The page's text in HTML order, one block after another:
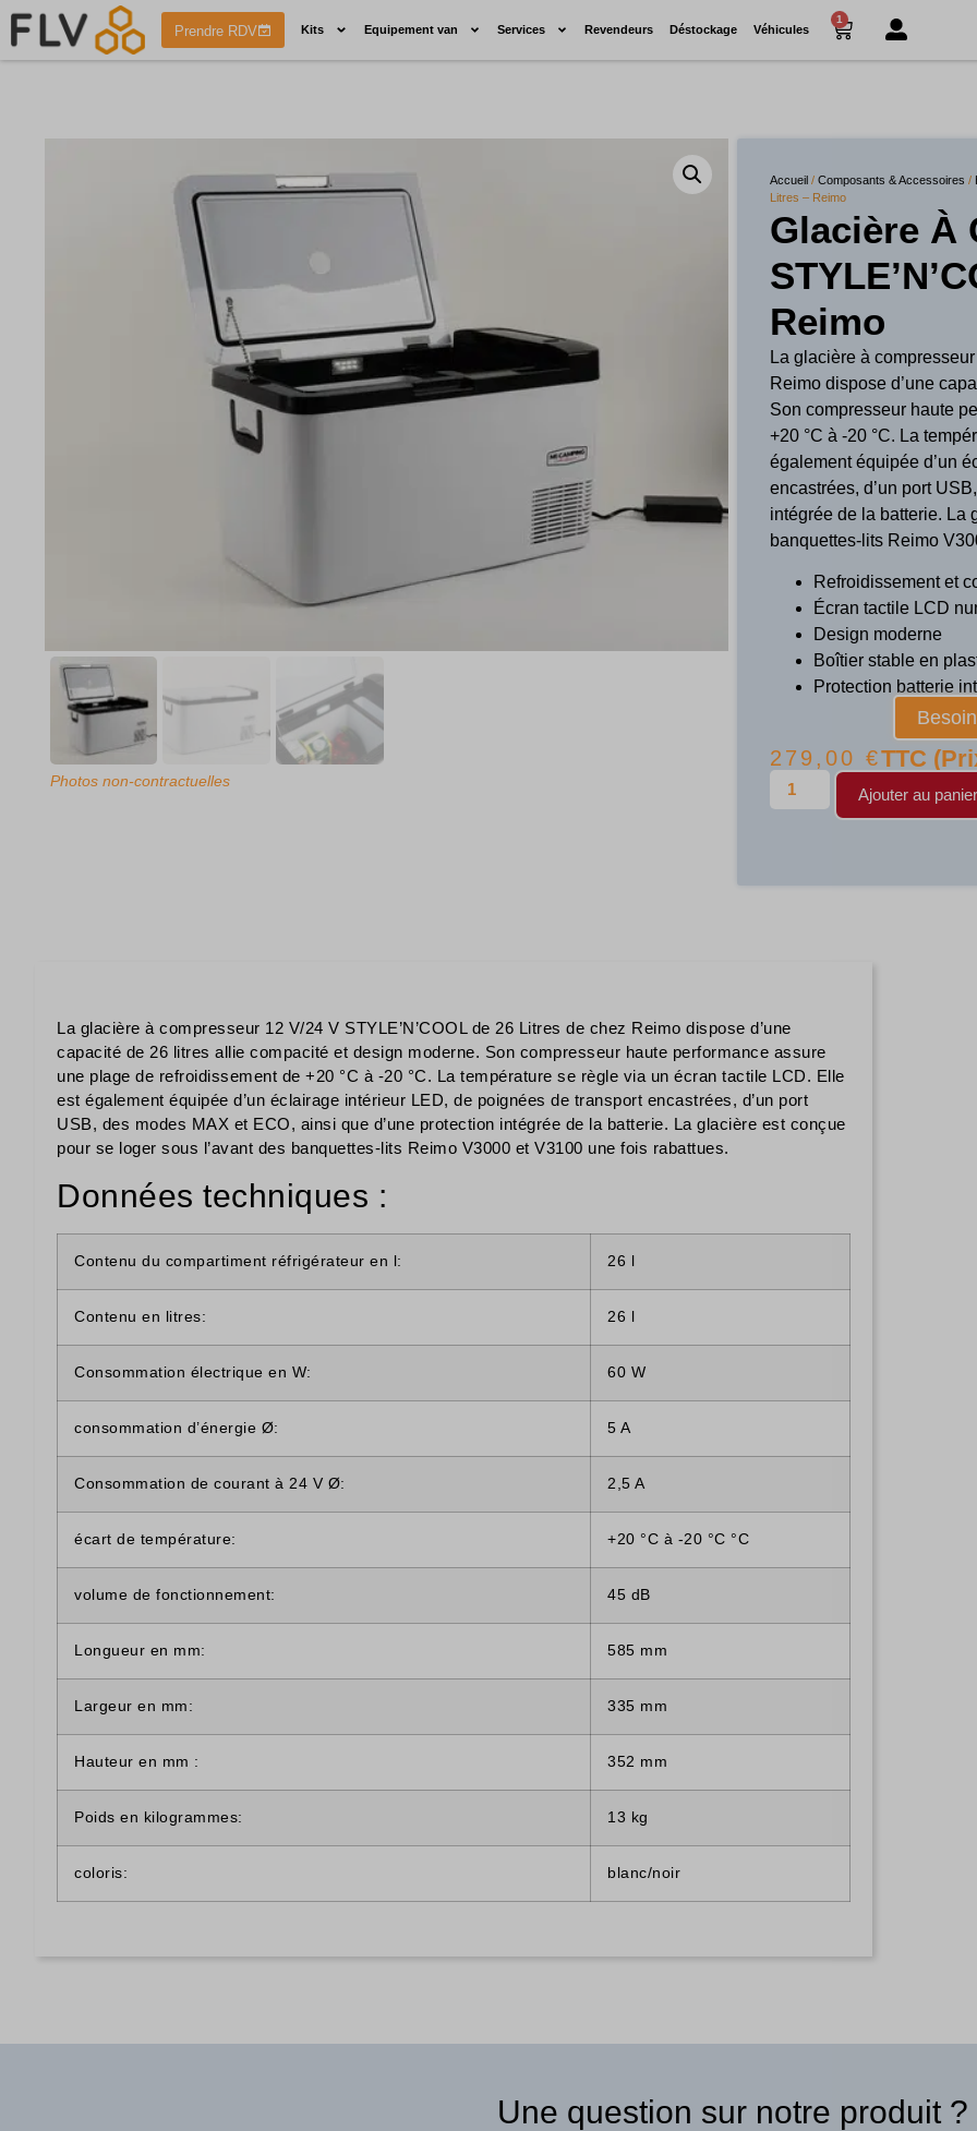
Prendre RDV Kits Equipement van Services Revendeurs Déstockage Véhicules
1
Photos non-contractuelles
Accueil /Composants & Accessoires /
Litres – Reimo
Glacière À
Reimo
La glacière à
Reimo dispose d’une
Son compresseur haute
+20 °C à -20 °C. La
également équipée d’un
encastrées, d’un port
intégrée de la batterie. La
banquettes-lits Reimo
Refroidissement et
Écran tactile LCD
Design moderne
Boîtier stable en
Protection batterie
279,00€TTC
Ajouter au panier
La glacière à compresseur 12 V/24 V STYLE’N’COOL de 26 Litres de chez Reimo dispose d’une
capacité de 26 litres allie compacité et design moderne. Son compresseur haute performance assure
une plage de refroidissement de +20 °C à -20 °C. La température se règle via un écran tactile LCD. Elle
est également équipée d’un éclairage intérieur LED, de poignées de transport encastrées, d’un port
USB, des modes MAX et ECO, ainsi que d’une protection intégrée de la batterie. La glacière est conçue
pour se loger sous l’avant des banquettes-lits Reimo V3000 et V3100 une fois rabattues.
Données techniques :
Contenu du compartiment réfrigérateur en l: 26 l
Contenu en litres: 26 l
Consommation électrique en W: 60 W
consommation d’énergie Ø: 5 A
Consommation de courant à 24 V Ø: 2,5 A
écart de température: +20 °C à -20 °C °C
volume de fonctionnement: 45 dB
Longueur en mm: 585 mm
Largeur en mm: 335 mm
Hauteur en mm : 352 mm
Poids en kilogrammes: 13 kg
coloris: blanc/noir
Une question sur notre produit ?